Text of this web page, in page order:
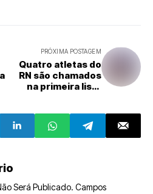
PRÓXIMA POSTAGEM
Quatro atletas do
RN são chamados
na primeira lista
Será Publicado. Campos